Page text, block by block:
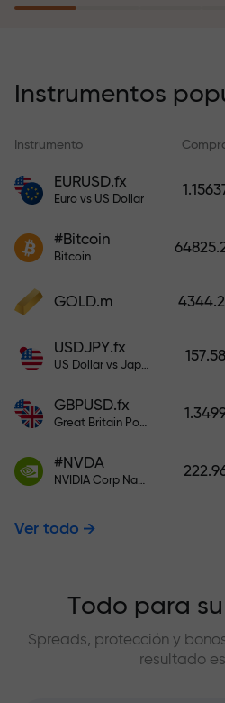
recargar su cuenta.
compensa sus
garantiza triplicar el
tranquilidad: su
bono mil veces mayor
depósito, mayor será
Instrumentos
Instrumento
EURUSD.fx
Euro vs US Dollar
#Bitcoin
Bitcoin
GOLD.m
USDJPY.fx
US Dollar vs Japanese Yen
157.58
GBPUSD.fx
Great Britain Pound vs US Dollar
#NVDA
NVIDIA Corp Nasdaq Stock Exchange (Nasdaq) USD
Ver todo
Todo para
Spreads, protección y
resultado